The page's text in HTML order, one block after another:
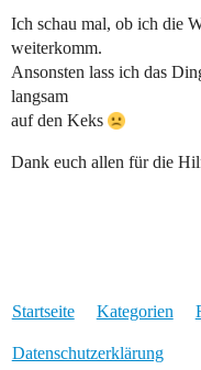
Ich schau mal, ob ich die
weiterkomm.
Ansonsten lass ich das
langsam
auf den Keks
Dank euch allen für die
Startseite Kategorien
Datenschutzerklärung